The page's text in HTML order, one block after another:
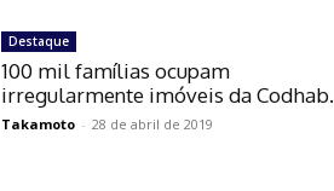
Destaque
100 mil famílias ocupam
irregularmente imóveis da Codhab.
Takamoto - 28 de abril de 2019